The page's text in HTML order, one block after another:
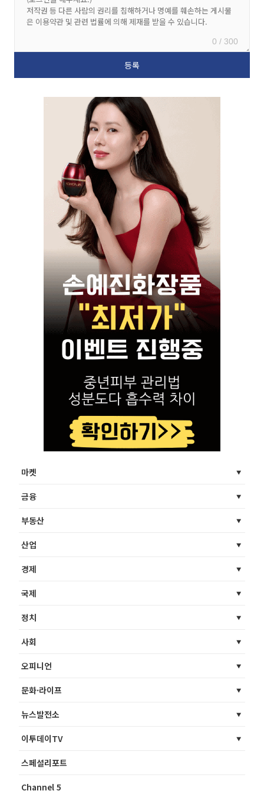
0 / 300
마켓
금융
부동산
산업
경제
국제
정치
사회
오피니언
문화·라이프
뉴스발전소
이투데이TV
스페셜리포트
Channel 5